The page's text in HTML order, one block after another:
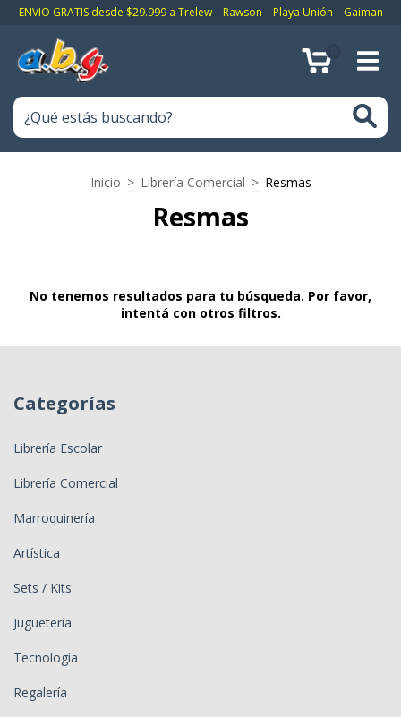
ENVIO GRATIS desde $29.999 a Trelew – Rawson – Playa Unión – Gaiman
Inicio > Librería Comercial > Resmas
Resmas
No tenemos resultados para tu búsqueda. Por favor,
intentá con otros filtros.
Categorías
Librería Escolar
Librería Comercial
Marroquinería
Artística
Sets / Kits
Juguetería
Tecnología
Regalería